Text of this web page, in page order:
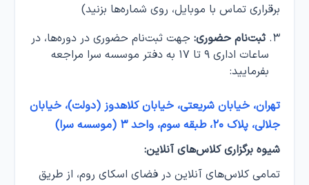
برقراری تماس با موبایل، روی شماره‌ها بزنید)
ثبت‌نام حضوری: جهت ثبت‌نام حضوری در دوره‌ها، در
ساعات اداری ۹ تا ۱۷ به دفتر موسسه سرا مراجعه
بفرمایید:
تهران، خیابان شریعتی، خیابان کلاهدوز (دولت)، خیابان
جلالی، پلاک ۲۰، طبقه سوم، واحد ۳ (موسسه سرا)
شیوه برگزاری کلاس‌های آنلاین:
تمامی کلاس‌های آنلاین در فضای اسکای روم، از طریق